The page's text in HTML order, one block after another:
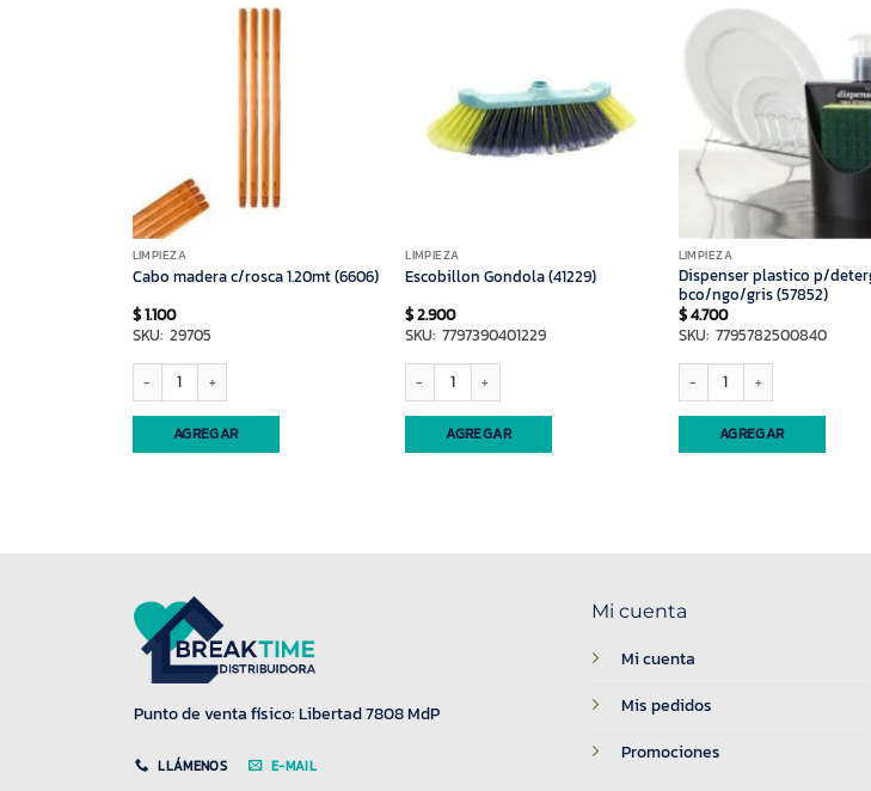
LIMPIEZA
Cabo madera c/rosca 1.20mt (6606)
$1.100
SKU: 29705
Cabo madera c/rosca 1.20mt (6606) cantidad
AGREGAR
LIMPIEZA
Escobillon Gondola (41229)
$2.900
SKU: 7797390401229
Escobillon Gondola (41229) cantidad
AGREGAR
LIMPIEZA
Dispenser plastico p/
bco/ngo/gris (57852)
$4.700
SKU: 7795782500840
Dispenser plastico p/
AGREGAR
Punto de venta físico: Libertad 7808 MdP
LLÁMENOS E-MAIL
Mi cuenta
Mi cuenta
Mis pedidos
Promociones